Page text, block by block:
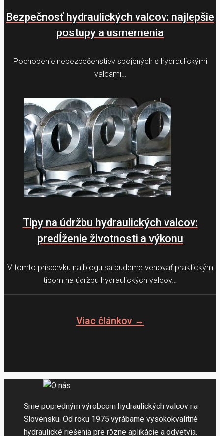
Bezpečnosť hydraulických valcov: najlepšie
postupy a usmernenia
Pochopenie nebezpečenstiev spojených s hydraulickými
valcami…
Tipy na údržbu hydraulických valcov:
predĺženie životnosti a výkonu
V tomto príspevku na blogu sa budeme venovať praktickým
tipom na údržbu hydraulických valcov…
Viac článkov →
Sme popredným výrobcom hydraulických valcov na
Slovensku. Od roku 1975 vyrábame vysokokvalitné
hydraulické riešenia pre rôzne aplikácie a odvetvia.